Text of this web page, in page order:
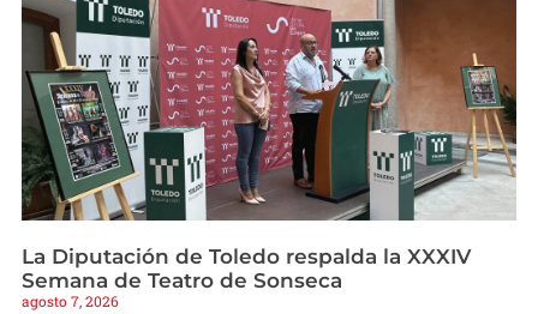
La Diputación de Toledo respalda la XXXIV
Semana de Teatro de Sonseca
agosto 7, 2026